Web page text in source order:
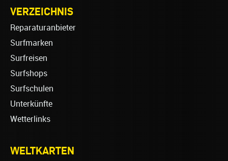
VERZEICHNIS
Reparaturanbieter
Surfmarken
Surfreisen
Surfshops
Surfschulen
Unterkünfte
Wetterlinks
WELTKARTEN